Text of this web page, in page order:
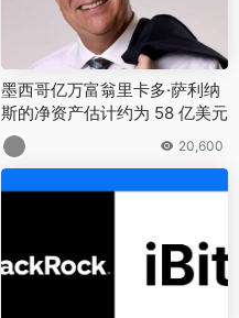
墨西哥亿万富翁里卡多·萨利纳
斯的净资产估计约为 58 亿美元
20,600